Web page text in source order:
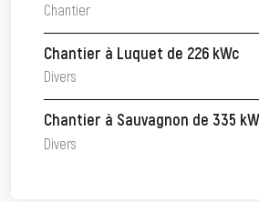
Chantier
Chantier à Luquet de 226 kWc
Divers
Chantier à Sauvagnon de 335
Divers